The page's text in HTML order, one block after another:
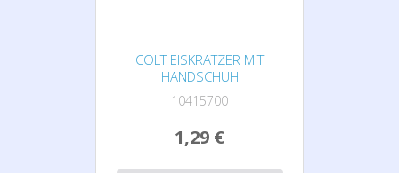
COLT EISKRATZER MIT
HANDSCHUH
10415700
1,29 €